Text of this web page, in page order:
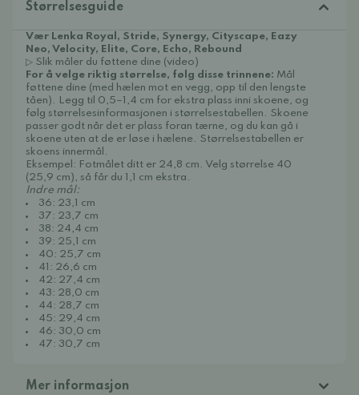
Størrelsesguide
Vær Lenka Royal, Stride, Synergy, Cityscape, Eazy
Neo, Velocity, Elite, Core, Echo, Rebound
▷ Slik måler du føttene dine (video)
For å velge riktig størrelse, følg disse trinnene: Mål
føttene dine (med hælen mot en vegg, opp til den lengste
tåen). Legg til 0,5–1,4 cm for ekstra plass inni skoene, og
følg størrelsesinformasjonen i størrelsestabellen. Skoene
passer godt når det er plass foran tærne, og du kan gå i
skoene uten at de er løse i hælene. Størrelsestabellen er
skoens innermål.
Eksempel: Fotmålet ditt er 24,8 cm. Velg størrelse 40
(25,9 cm), så får du 1,1 cm ekstra.
Indre mål:
36: 23,1 cm
37: 23,7 cm
38: 24,4 cm
39: 25,1 cm
40: 25,7 cm
41: 26,6 cm
42: 27,4 cm
43: 28,0 cm
44: 28,7 cm
45: 29,4 cm
46: 30,0 cm
47: 30,7 cm
Mer informasjon